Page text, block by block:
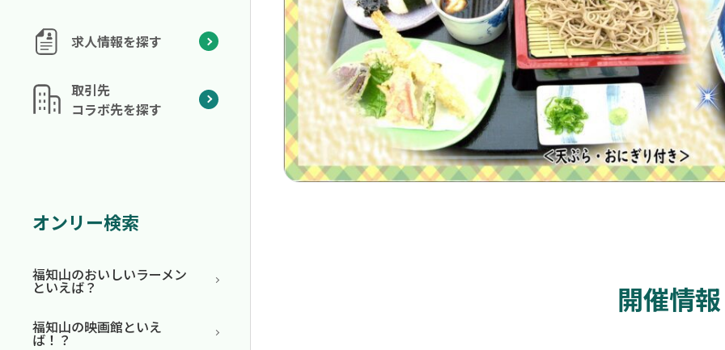
開催情報
求人情報を探す
取引先
コラボ先を探す
オンリー検索
福知山のおいしいラーメン
といえば？
福知山の映画館といえ
ば！？